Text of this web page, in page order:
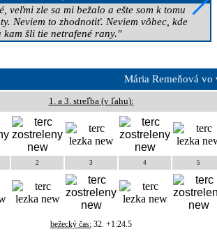
veľmi zle sa mi bežalo a ešte som k tomu
Neviem to zhodnotiť. Neviem vôbec, kde
kam šli tie netrafené rany."
Mária Remeňová
1. a 3. streľba (v ľahu):
2 3 4 5
bežecký čas: 32. +1:24.5